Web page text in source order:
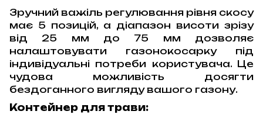
Зручний важіль регулювання рівня скосу
має 5 позицій, а діапазон висоти зрізу
від 25 мм до 75 мм дозволяє
налаштовувати газонокосарку під
індивідуальні потреби користувача. Це
чудова можливість досягти
бездоганного вигляду вашого газону.
Контейнер для трави: